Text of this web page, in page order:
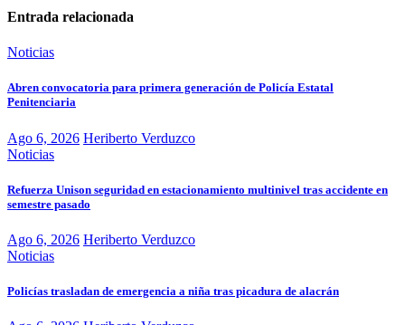
Entrada relacionada
Noticias
Abren convocatoria para primera generación de Policía Estatal
Penitenciaria
Ago 6, 2026 Heriberto Verduzco
Noticias
Refuerza Unison seguridad en estacionamiento multinivel tras accidente en
semestre pasado
Ago 6, 2026 Heriberto Verduzco
Noticias
Policías trasladan de emergencia a niña tras picadura de alacrán